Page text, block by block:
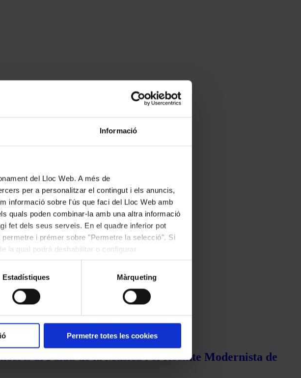
Informació
del Lloc Web. A més de
per a personalitzar el contingut i els anuncis,
informació sobre l'ús que faci del Lloc Web amb
quals poden combinar-la amb una altra informació
fet dels seus serveis. En el quadre inferior pot
i prémer sobre "Permetre la selecció". Si
la qual podrà deshabilitar o configurar
Estadístiques Màrqueting
Permetre totes les cookies
al Palau de la Música i el Recinte Modernista de